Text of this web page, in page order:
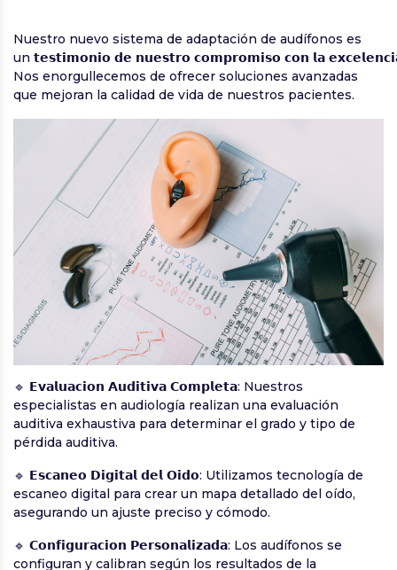
Nuestro nuevo sistema de adaptación de audífonos es
un 𝘁𝗲𝘀𝘁𝗶𝗺𝗼𝗻𝗶𝗼 𝗱𝗲 𝗻𝘂𝗲𝘀𝘁𝗿𝗼 𝗰𝗼𝗺𝗽𝗿𝗼𝗺𝗶𝘀𝗼 𝗰𝗼𝗻 𝗹𝗮
Nos enorgullecemos de ofrecer soluciones avanzadas
que mejoran la calidad de vida de nuestros pacientes.
🔹 𝗘𝘃𝗮𝗹𝘂𝗮𝗰𝗶𝗼𝗻 𝗔𝘂𝗱𝗶𝘁𝗶𝘃𝗮 𝗖𝗼𝗺𝗽𝗹𝗲𝘁𝗮: Nuestros
especialistas en audiología realizan una evaluación
auditiva exhaustiva para determinar el grado y tipo de
pérdida auditiva.
🔹 𝗘𝘀𝗰𝗮𝗻𝗲𝗼 𝗗𝗶𝗴𝗶𝘁𝗮𝗹 𝗱𝗲𝗹 𝗢𝗶𝗱𝗼: Utilizamos tecnología de
escaneo digital para crear un mapa detallado del oído,
asegurando un ajuste preciso y cómodo.
🔹 𝗖𝗼𝗻𝗳𝗶𝗴𝘂𝗿𝗮𝗰𝗶𝗼𝗻 𝗣𝗲𝗿𝘀𝗼𝗻𝗮𝗹𝗶𝘇𝗮𝗱𝗮: Los audífonos se
configuran y calibran según los resultados de la